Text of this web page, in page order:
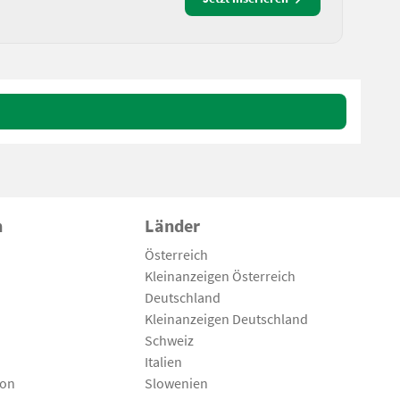
Länder
Österreich
Kleinanzeigen Österreich
Deutschland
Kleinanzeigen Deutschland
Schweiz
Italien
Slowenien